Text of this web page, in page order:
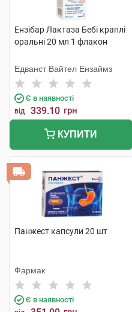
Ензібар Лактаза Бебі краплі
оральні 20 мл 1 флакон
Едванст Вайтел Ензаймз
Є в наявності
від 339.10 грн
КУПИТИ
Панжест капсули 20 шт
Фармак
Є в наявності